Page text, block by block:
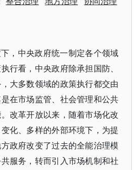
，中央政府统一制定各个领域
行看，中央政府除承担国防、
大多数领域的政策执行都交由
在市场监管、社会管理和公共
改革开放以来，随着市场化改
化、多样的外部环境下，为提
政府改变了过去的全能治理模
服务，转而引入市场机制和社